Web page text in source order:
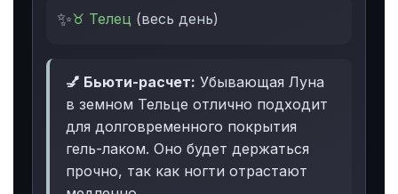
✨♉ Телец (весь день)
💅 Бьюти-расчет: Убывающая Луна
в земном Тельце отлично подходит
для долговременного покрытия
гель-лаком. Оно будет держаться
прочно, так как ногти отрастают